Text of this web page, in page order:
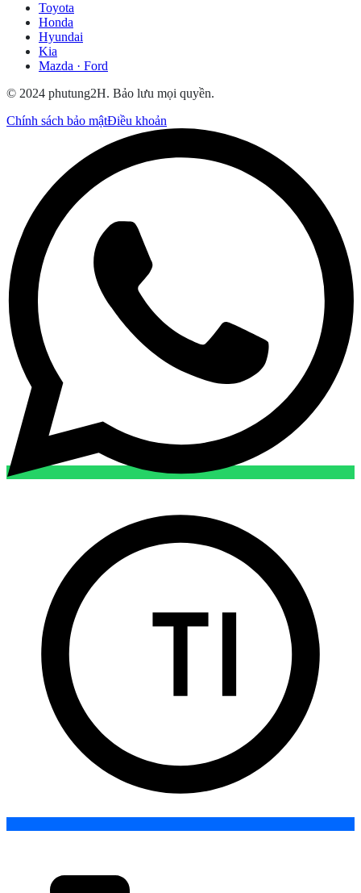
Toyota
Honda
Hyundai
Kia
Mazda · Ford
© 2024 phutung2H. Bảo lưu mọi quyền.
Chính sách bảo mậtĐiều khoản